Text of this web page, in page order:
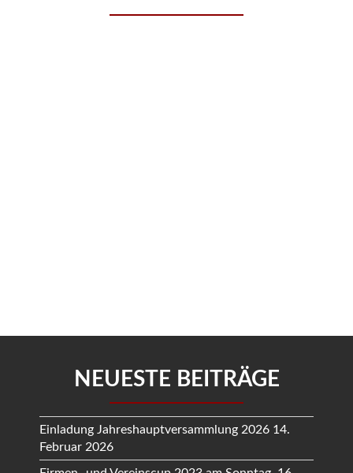
NEUESTE BEITRÄGE
Einladung Jahreshauptversammlung 2026 14.
Februar 2026